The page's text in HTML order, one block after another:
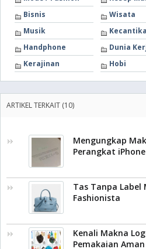
Bisnis
Wisata
Musik
Handphone
Dunia
Kerajinan
Hobi
ARTIKEL TERKAIT (10)
Mengungkap
Perangkat iPhone
Tas Tanpa Label
Fashionista
Kenali Makna
Pemakaian Aman